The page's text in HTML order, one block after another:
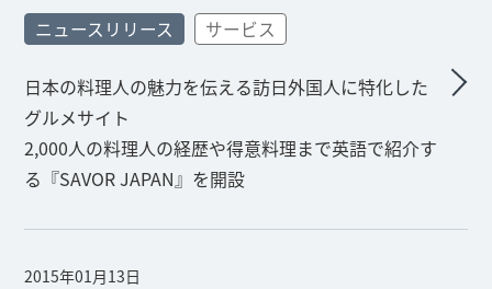
ニュースリリース サービス
日本の料理人の魅力を伝える訪日外国人に特化した
グルメサイト
2,000人の料理人の経歴や得意料理まで英語で紹介す
る『SAVOR JAPAN』を開設
2015年01月13日